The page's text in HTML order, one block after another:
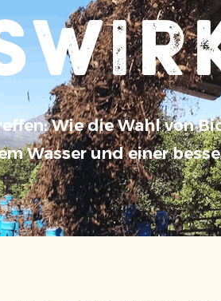
Wie die Wahl von
Wasser und einer